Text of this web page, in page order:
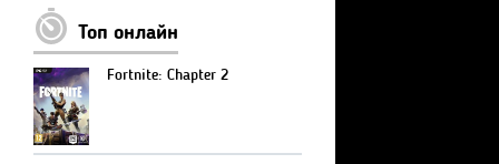
Топ онлайн
Fortnite: Chapter 2